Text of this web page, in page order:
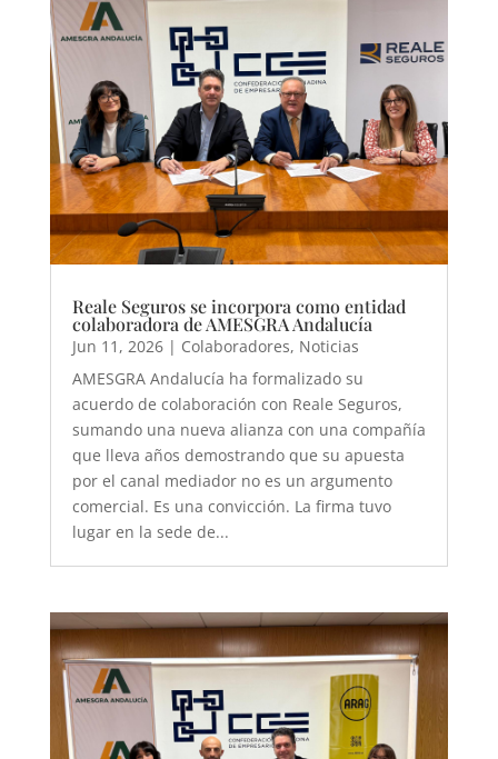
Reale Seguros se incorpora como entidad
colaboradora de AMESGRA Andalucía
Jun 11, 2026| Colaboradores, Noticias
AMESGRA Andalucía ha formalizado su
acuerdo de colaboración con Reale Seguros,
sumando una nueva alianza con una compañía
que lleva años demostrando que su apuesta
por el canal mediador no es un argumento
comercial. Es una convicción. La firma tuvo
lugar en la sede de...